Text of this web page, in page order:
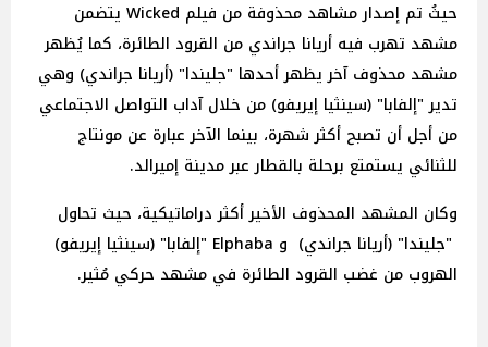
حيثُ تم إصدار مشاهد محذوفة من فيلم Wicked يتضمن
مشهد تهرب فيه أريانا جراندي من القرود الطائرة، كما يُظهر
مشهد محذوف آخر يظهر أحدها "جليندا" (أريانا جراندي) وهي
تدير "إلفابا" (سينثيا إيريفو) من خلال آداب التواصل الاجتماعي
من أجل أن تصبح أكثر شهرة، بينما الآخر عبارة عن مونتاج
للثنائي يستمتع برحلة بالقطار عبر مدينة إميرالد.
وكان المشهد المحذوف الأخير أكثر دراماتيكية، حيث تحاول
"جليندا" (أريانا جراندي) و Elphaba "إلفابا" (سينثيا إيريفو)
الهروب من غضب القرود الطائرة في مشهد حركي مُثير.